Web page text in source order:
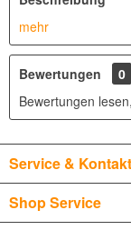
mehr
Bewertungen
0
Bewertungen
Service & Kontakt
Shop Service